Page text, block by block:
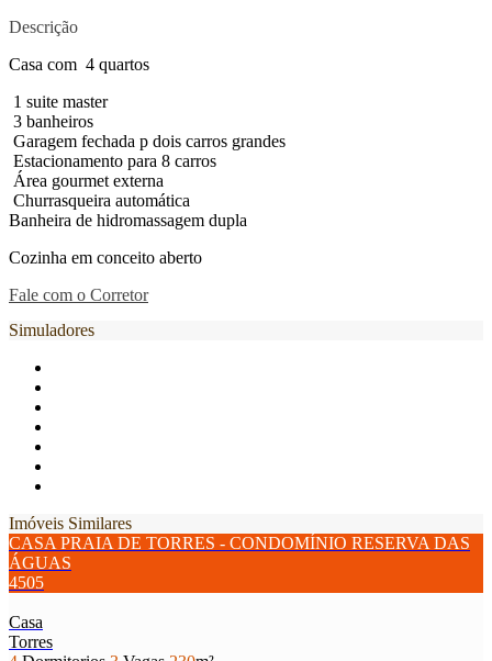
Descrição
Casa com 4 quartos
1 suite master
3 banheiros
Garagem fechada p dois carros grandes
Estacionamento para 8 carros
Área gourmet externa
Churrasqueira automática
Banheira de hidromassagem dupla
Cozinha em conceito aberto
Fale com o Corretor
Simuladores
Imóveis Similares
CASA PRAIA DE TORRES - CONDOMÍNIO RESERVA DAS
ÁGUAS
4505
Casa
Torres